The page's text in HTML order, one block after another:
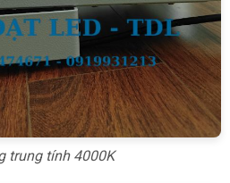
trung tính 4000K